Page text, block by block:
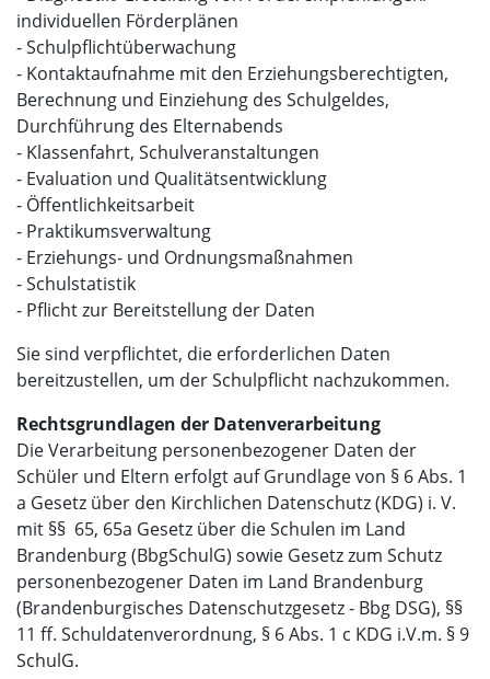
individuellen Förderplänen
- Schulpflichtüberwachung
- Kontaktaufnahme mit den Erziehungsberechtigten,
Berechnung und Einziehung des Schulgeldes,
Durchführung des Elternabends
- Klassenfahrt, Schulveranstaltungen
- Evaluation und Qualitätsentwicklung
- Öffentlichkeitsarbeit
- Praktikumsverwaltung
- Erziehungs- und Ordnungsmaßnahmen
- Schulstatistik
- Pflicht zur Bereitstellung der Daten
Sie sind verpflichtet, die erforderlichen Daten
bereitzustellen, um der Schulpflicht nachzukommen.
Rechtsgrundlagen der Datenverarbeitung
Die Verarbeitung personenbezogener Daten der
Schüler und Eltern erfolgt auf Grundlage von § 6 Abs. 1
a Gesetz über den Kirchlichen Datenschutz (KDG) i. V.
mit §§ 65, 65a Gesetz über die Schulen im Land
Brandenburg (BbgSchulG) sowie Gesetz zum Schutz
personenbezogener Daten im Land Brandenburg
(Brandenburgisches Datenschutzgesetz - Bbg DSG), §§
11 ff. Schuldatenverordnung, § 6 Abs. 1 c KDG i.V.m. § 9
SchulG.